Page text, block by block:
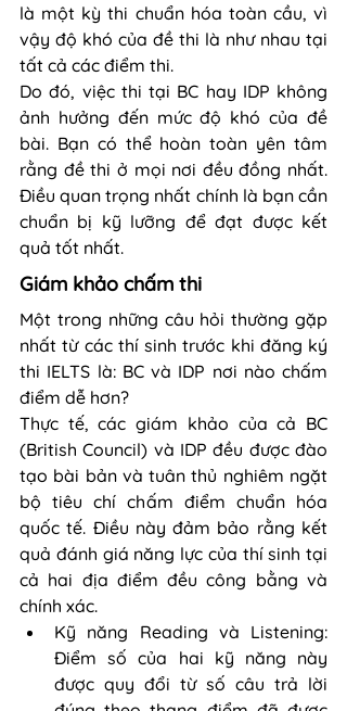
là một kỳ thi chuẩn hóa toàn cầu, vì
vậy độ khó của đề thi là như nhau tại
tất cả các điểm thi.
Do đó, việc thi tại BC hay IDP không
ảnh hưởng đến mức độ khó của đề
bài. Bạn có thể hoàn toàn yên tâm
rằng đề thi ở mọi nơi đều đồng nhất.
Điều quan trọng nhất chính là bạn cần
chuẩn bị kỹ lưỡng để đạt được kết
quả tốt nhất.
Giám khảo chấm thi
Một trong những câu hỏi thường gặp
nhất từ các thí sinh trước khi đăng ký
thi IELTS là: BC và IDP nơi nào chấm
điểm dễ hơn?
Thực tế, các giám khảo của cả BC
(British Council) và IDP đều được đào
tạo bài bản và tuân thủ nghiêm ngặt
bộ tiêu chí chấm điểm chuẩn hóa
quốc tế. Điều này đảm bảo rằng kết
quả đánh giá năng lực của thí sinh tại
cả hai địa điểm đều công bằng và
chính xác.
Kỹ năng Reading và Listening:
Điểm số của hai kỹ năng này
được quy đổi từ số câu trả lời